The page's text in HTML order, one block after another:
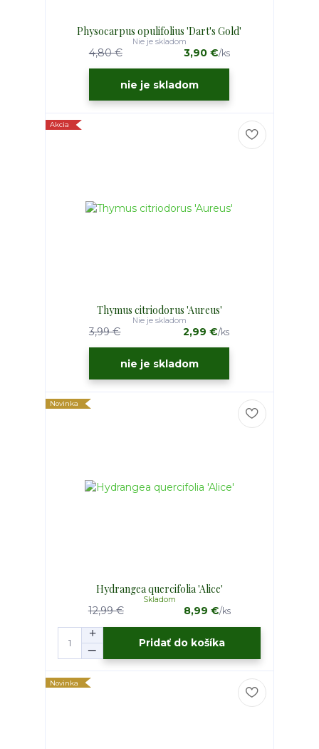
Physocarpus opulifolius 'Dart's Gold'
4,80 € 3,90 €/ks
Nie je skladom
nie je skladom
Akcia
Thymus citriodorus 'Aureus'
3,99 € 2,99 €/ks
Nie je skladom
nie je skladom
Novinka
Hydrangea quercifolia 'Alice'
12,99 € 8,99 €/ks
Skladom
Pridať do košíka
Novinka